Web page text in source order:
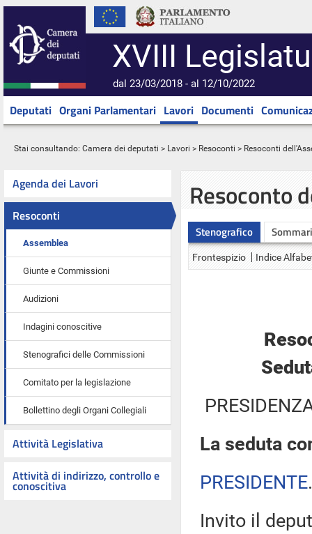
XVIII
dal 23/03/2018 - al 12/10/2022
Deputati Organi Parlamentari Lavori Documenti
Stai consultando: Camera dei deputati > Lavori > Resoconti > Resoconti
Agenda dei Lavori
Resoconti
Assemblea
Giunte e Commissioni
Audizioni
Indagini conoscitive
Stenografici delle Commissioni
Comitato per la legislazione
Bollettino degli Organi Collegiali
Attività Legislativa
Attività di indirizzo, controllo e
conoscitiva
Resoconto
Stenografico
Frontespizio Indice
La seduta
PRESIDENTE
Invito il